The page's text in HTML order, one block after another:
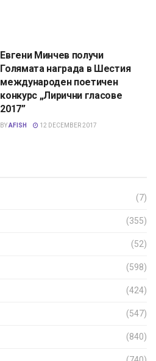
Евгени Минчев получи
Голямата награда в Шестия
международен поетичен
конкурс „Лирични гласове
2017”
BYAFISH 12 DECEMBER 2017
(7)
(355)
(52)
(598)
(424)
(547)
(840)